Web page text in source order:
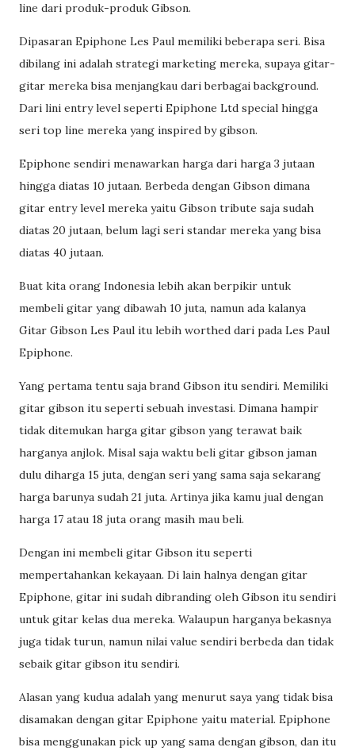
line dari produk-produk Gibson.
Dipasaran Epiphone Les Paul memiliki beberapa seri. Bisa
dibilang ini adalah strategi marketing mereka, supaya gitar-
gitar mereka bisa menjangkau dari berbagai background.
Dari lini entry level seperti Epiphone Ltd special hingga
seri top line mereka yang inspired by gibson.
Epiphone sendiri menawarkan harga dari harga 3 jutaan
hingga diatas 10 jutaan. Berbeda dengan Gibson dimana
gitar entry level mereka yaitu Gibson tribute saja sudah
diatas 20 jutaan, belum lagi seri standar mereka yang bisa
diatas 40 jutaan.
Buat kita orang Indonesia lebih akan berpikir untuk
membeli gitar yang dibawah 10 juta, namun ada kalanya
Gitar Gibson Les Paul itu lebih worthed dari pada Les Paul
Epiphone.
Yang pertama tentu saja brand Gibson itu sendiri. Memiliki
gitar gibson itu seperti sebuah investasi. Dimana hampir
tidak ditemukan harga gitar gibson yang terawat baik
harganya anjlok. Misal saja waktu beli gitar gibson jaman
dulu diharga 15 juta, dengan seri yang sama saja sekarang
harga barunya sudah 21 juta. Artinya jika kamu jual dengan
harga 17 atau 18 juta orang masih mau beli.
Dengan ini membeli gitar Gibson itu seperti
mempertahankan kekayaan. Di lain halnya dengan gitar
Epiphone, gitar ini sudah dibranding oleh Gibson itu sendiri
untuk gitar kelas dua mereka. Walaupun harganya bekasnya
juga tidak turun, namun nilai value sendiri berbeda dan tidak
sebaik gitar gibson itu sendiri.
Alasan yang kudua adalah yang menurut saya yang tidak bisa
disamakan dengan gitar Epiphone yaitu material. Epiphone
bisa menggunakan pick up yang sama dengan gibson, dan itu